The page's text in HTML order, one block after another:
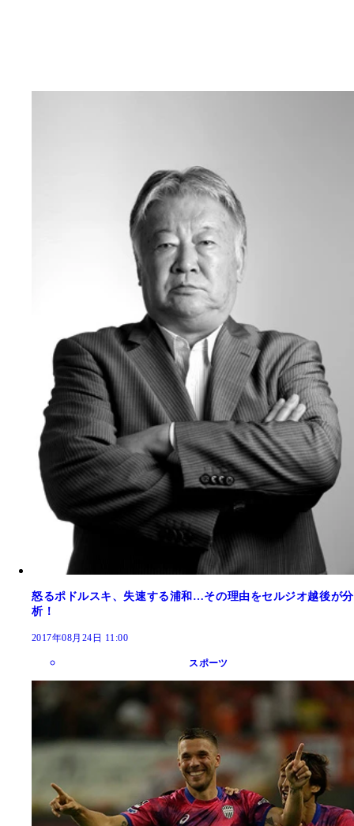
怒るポドルスキ、失速する浦和…その理由をセルジオ越後が分
析！
2017年08月24日 11:00
スポーツ